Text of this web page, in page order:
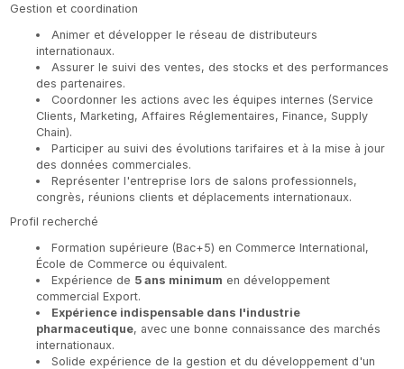
Gestion et coordination
Animer et développer le réseau de distributeurs
internationaux.
Assurer le suivi des ventes, des stocks et des performances
des partenaires.
Coordonner les actions avec les équipes internes (Service
Clients, Marketing, Affaires Réglementaires, Finance, Supply
Chain).
Participer au suivi des évolutions tarifaires et à la mise à jour
des données commerciales.
Représenter l'entreprise lors de salons professionnels,
congrès, réunions clients et déplacements internationaux.
Profil recherché
Formation supérieure (Bac+5) en Commerce International,
École de Commerce ou équivalent.
Expérience de 5 ans minimum en développement
commercial Export.
Expérience indispensable dans l'industrie
pharmaceutique, avec une bonne connaissance des marchés
internationaux.
Solide expérience de la gestion et du développement d'un